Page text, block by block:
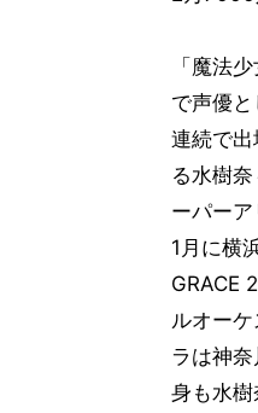
「魔法
で声優
連続で
る水樹
ーパー
1月に横
GRACE
ルオー
ラは神
身も水